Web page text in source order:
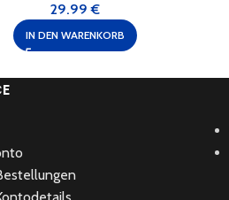
29.99€
IN DEN WARENKORB